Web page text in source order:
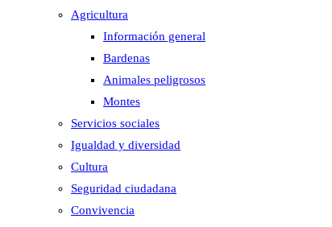
Agricultura
Información general
Bardenas
Animales peligrosos
Montes
Servicios sociales
Igualdad y diversidad
Cultura
Seguridad ciudadana
Convivencia